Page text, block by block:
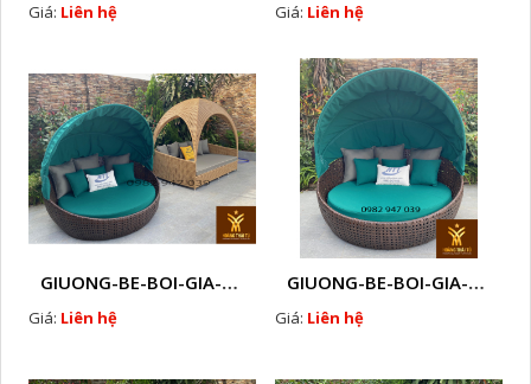
Giá: Liên hệ Giá: Liên hệ
GIUONG-BE-BOI-GIA-MAY-P2
Giá: Liên hệ
GIUONG-BE-BOI-GIA-MAY-P1
Giá: Liên hệ